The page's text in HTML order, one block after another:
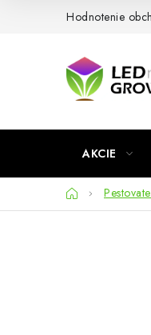
Hodnotenie
AKCIE
Domov